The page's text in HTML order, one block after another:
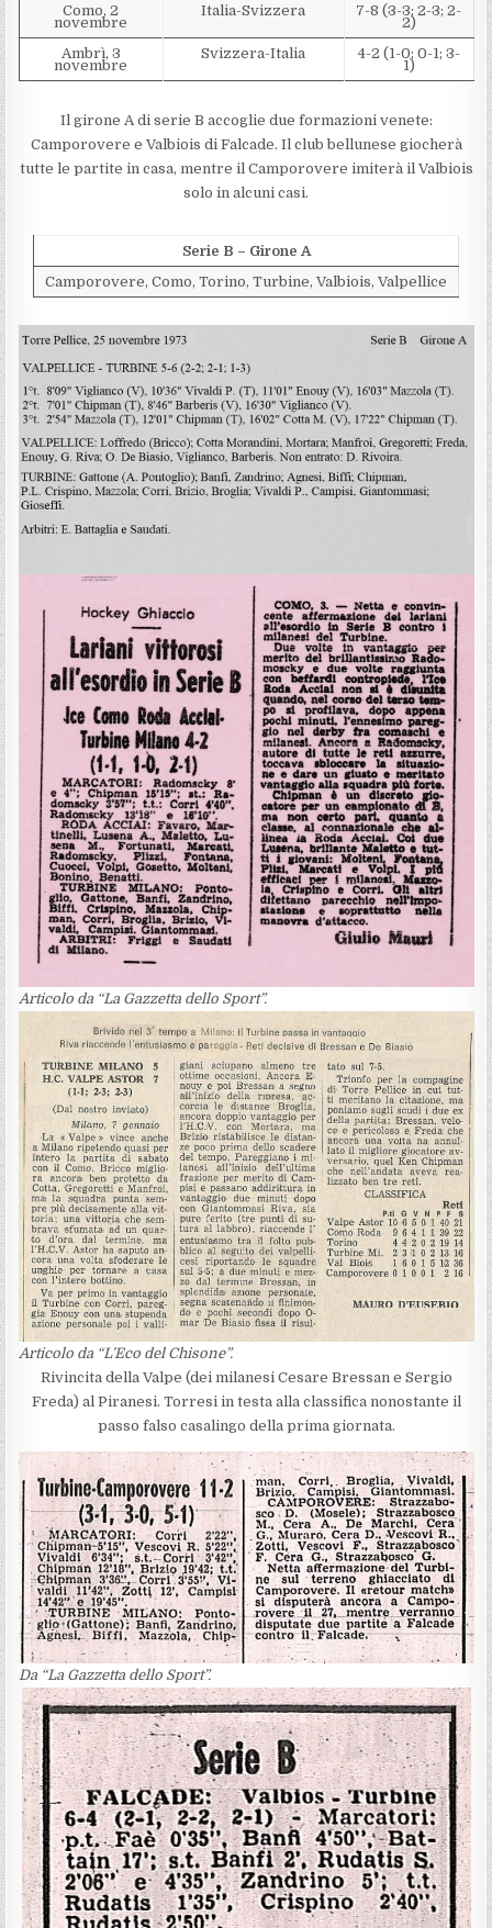
Como, 2
novembre
Italia-Svizzera 7-8 (3-3; 2-3; 2-
2)
Ambrì, 3
novembre
Svizzera-Italia 4-2 (1-0; 0-1; 3-
1)
Il girone A di serie B accoglie due formazioni venete:
Camporovere e Valbiois di Falcade. Il club bellunese giocherà
tutte le partite in casa, mentre il Camporovere imiterà il Valbiois
solo in alcuni casi.
Serie B – Girone A
Camporovere, Como, Torino, Turbine, Valbiois, Valpellice
Articolo da “La Gazzetta dello Sport”.
Articolo da “L’Eco del Chisone”.
Rivincita della Valpe (dei milanesi Cesare Bressan e Sergio
Freda) al Piranesi. Torresi in testa alla classifica nonostante il
passo falso casalingo della prima giornata.
Da “La Gazzetta dello Sport”.